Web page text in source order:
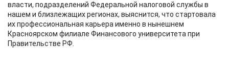
власти, подразделений Федеральной налоговой службы в
нашем и близлежащих регионах, выяснится, что стартовала
их профессиональная карьера именно в нынешнем
Красноярском филиале Финансового университета при
Правительстве РФ.